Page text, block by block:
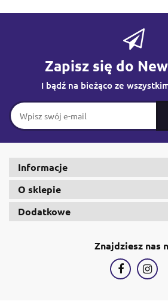
Zapisz się do
I bądź na bieżąco ze
Informacje
O sklepie
Dodatkowe
Znajdziesz nas